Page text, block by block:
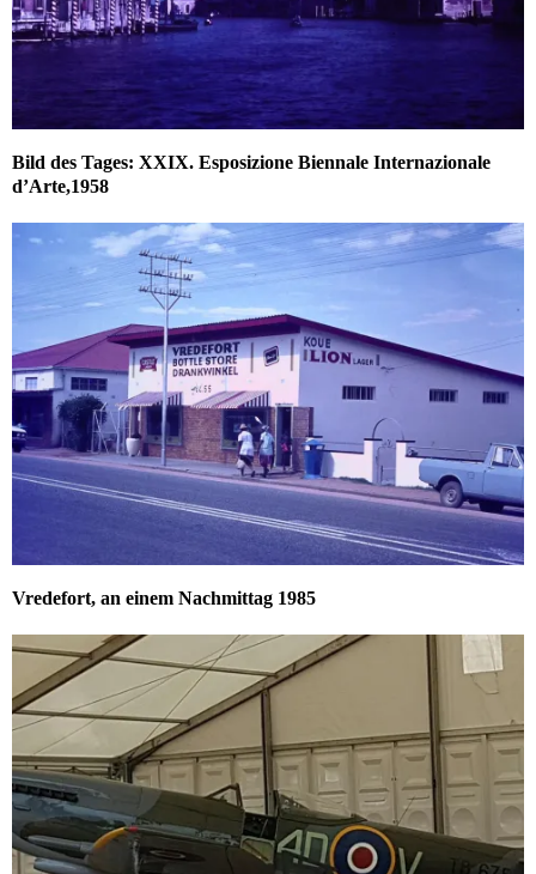
Bild des Tages: XXIX. Esposizione Biennale Internazionale
d’Arte,1958
Vredefort, an einem Nachmittag 1985